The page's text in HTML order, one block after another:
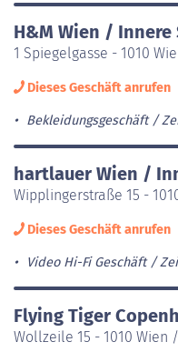
H&M Wien / Innere
1 Spiegelgasse - 1010
Dieses Geschäft anrufen
Bekleidungsgeschäft
hartlauer Wien /
Wipplingerstraße 15 -
Dieses Geschäft anrufen
Video Hi-Fi Geschäft
Flying Tiger
Wollzeile 15 - 1010 Wien